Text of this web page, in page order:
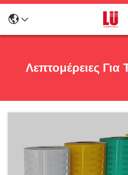
Λεπτομέρειες Για